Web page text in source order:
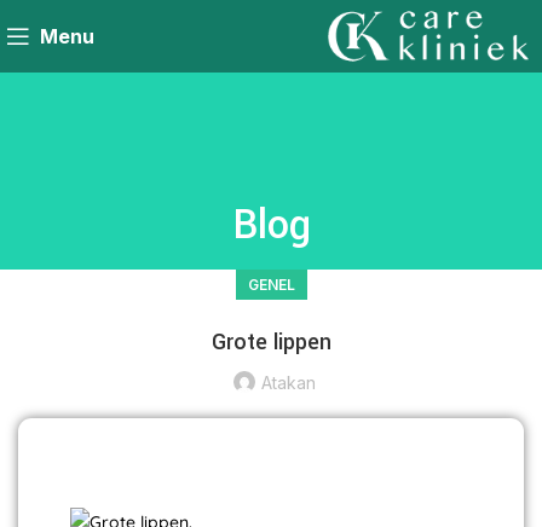
Menu
Blog
GENEL
Grote lippen
Atakan